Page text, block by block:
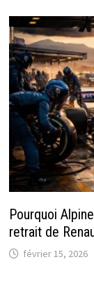
Pourquoi
retrait de
février 15, 2026